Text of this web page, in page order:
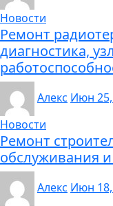
Новости
Ремонт
диагностика,
Алекс Июн
Новости
Ремонт
обслуживания
Алекс Июн